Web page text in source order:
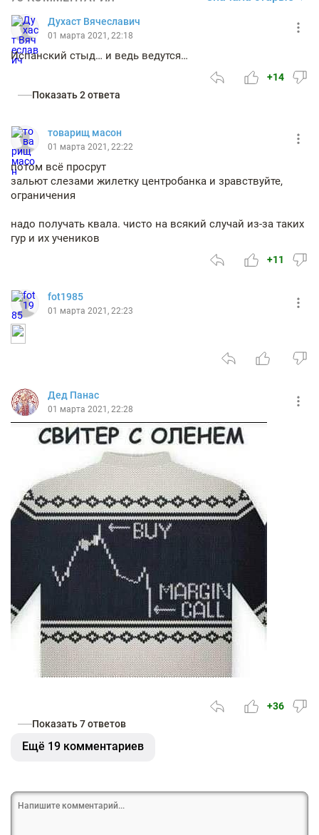
Духаст Вячеславич
01 марта 2021, 22:18
Испанский стыд… и ведь ведутся…
+14
Показать 2 ответа
товарищ масон
01 марта 2021, 22:22
потом всё просрут
зальют слезами жилетку центробанка и зравствуйте,
ограничения
надо получать квала. чисто на всякий случай из-за таких
гур и их учеников
+11
fot1985
01 марта 2021, 22:23
Дед Панас
01 марта 2021, 22:28
+36
Показать 7 ответов
Ещё 19 комментариев